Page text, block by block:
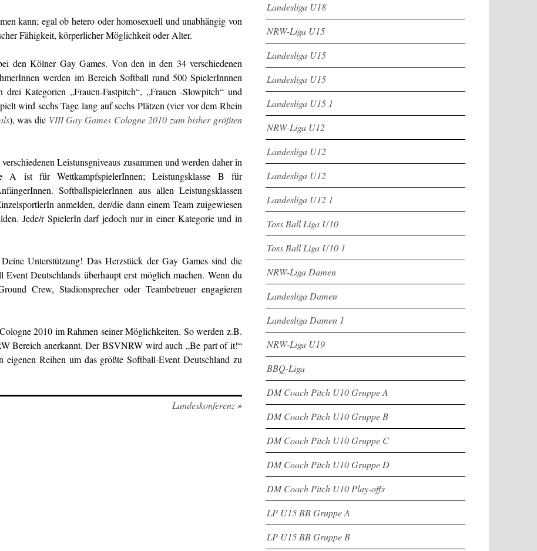
kann; egal ob hetero oder homosexuell und unabhängig von
Fähigkeit, körperlicher Möglichkeit oder Alter.
den Kölner Gay Games. Von den in den 34 verschiedenen
werden im Bereich Softball rund 500 SpielerInnnen
Kategorien „Frauen-Fastpitch“, „Frauen -Slowpitch“ und
wird sechs Tage lang auf sechs Plätzen (vier vor dem Rhein
), was die VIII Gay Games Cologne 2010 zum bisher größten
Leistunsgniveaus zusammen und werden daher in
A ist für WettkampfspielerInnen; Leistungsklasse B für
SoftballspielerInnen aus allen Leistungsklassen
anmelden, der/die dann einem Team zuigewiesen
Jede/r SpielerIn darf jedoch nur in einer Kategorie und in
Unterstützung! Das Herzstück der Gay Games sind die
Deutschlands überhaupt erst möglich machen. Wenn du
Crew, Stadionsprecher oder Teambetreuer engagieren
2010 im Rahmen seiner Möglichkeiten. So werden z.B.
Bereich anerkannt. Der BSVNRW wird auch „Be part of it!“
Reihen um das größte Softball-Event Deutschland zu
Landeskonferenz»
Landesliga U18
NRW-Liga U15
Landesliga U15
Landesliga U15
Landesliga U15 1
NRW-Liga U12
Landesliga U12
Landesliga U12
Landesliga U12 1
Toss Ball Liga U10
Toss Ball Liga U10 1
NRW-Liga Damen
Landesliga Damen
Landesliga Damen 1
NRW-Liga U19
BBQ-Liga
DM Coach Pitch U10 Gruppe A
DM Coach Pitch U10 Gruppe B
DM Coach Pitch U10 Gruppe C
DM Coach Pitch U10 Gruppe D
DM Coach Pitch U10 Play-offs
LP U15 BB Gruppe A
LP U15 BB Gruppe B